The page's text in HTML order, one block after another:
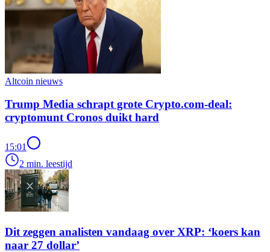
Altcoin nieuws
Trump Media schrapt grote Crypto.com-deal:
cryptomunt Cronos duikt hard
15:01
2 min. leestijd
Dit zeggen analisten vandaag over XRP: ‘koers kan
naar 27 dollar’